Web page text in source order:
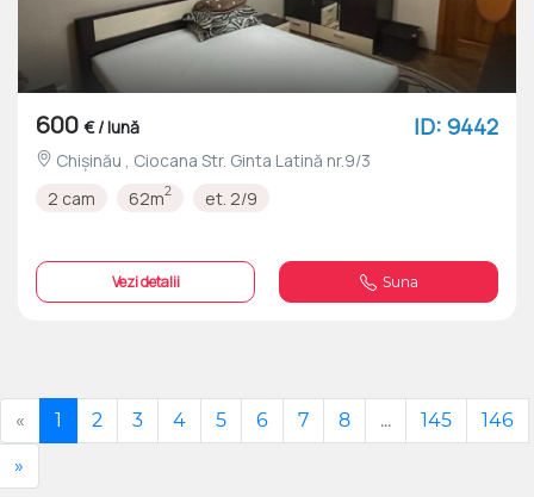
600 € / lună ID: 9442
Chișinău , Ciocana Str. Ginta Latină nr.9/3
2 cam
62m2 et. 2/9
Vezi detalii Suna
« 1 2 3 4 5 6 7 8 ... 145
146
»